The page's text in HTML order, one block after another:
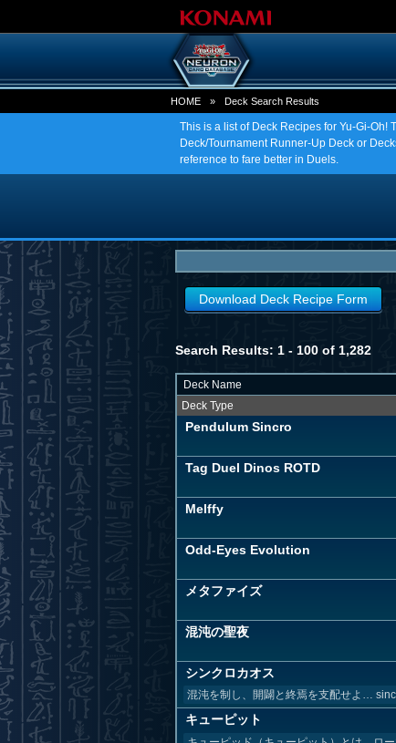
HOME » Deck Search Results
This is a list of Deck Recipes for Yu-Gi-
Deck/Tournament Runner-Up Deck or
reference to fare better in Duels.
Download Deck Recipe Form
Search Results: 1 - 100 of 1,282
Deck Name
Deck Type
Pendulum Sincro
Tag Duel Dinos ROTD
Melffy
Odd-Eyes Evolution
メタファイズ
混沌の聖夜
シンクロカオス
混沌を制し、開闢と終焉を支配せよ…
キューピット